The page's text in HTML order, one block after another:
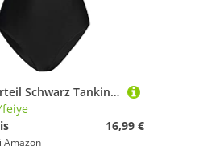
Bikini Oberteil Schwarz Tankini Oberteil Stark Figurformender Badeanzug Badeanzug Damen Push Up V-Ausschnitt Einfarbiges Mesh Badeanzug Bauchweg Bikini Einteiler Bademode Bikini String (Schwarz, Xl)
16,99 €
Amazon